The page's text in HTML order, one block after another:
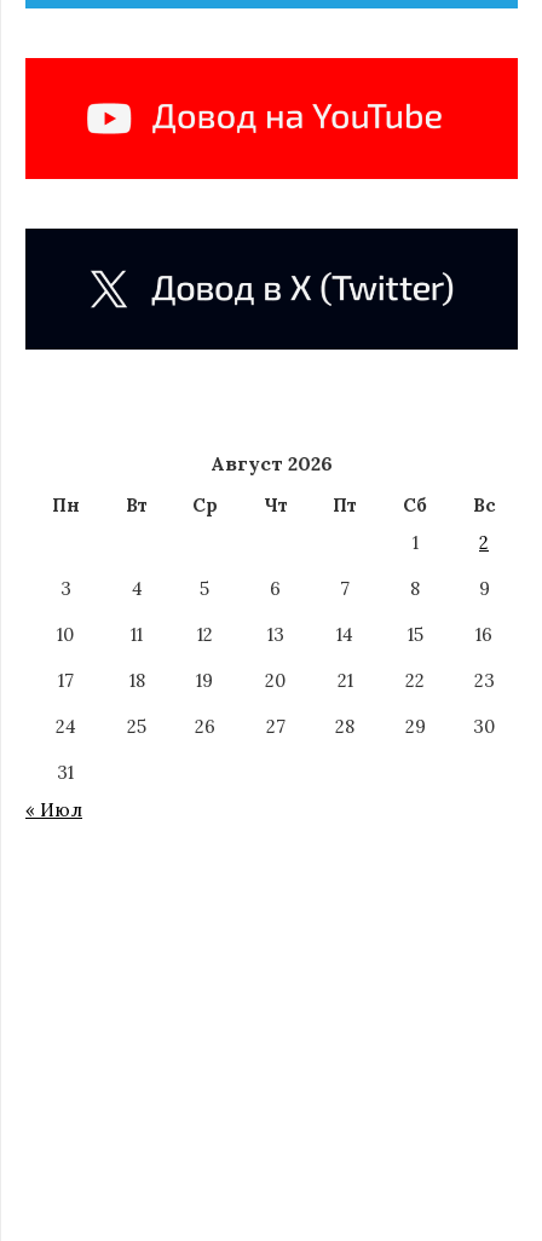
Август 2026
Пн Вт Ср Чт Пт Сб
Вс
1
2
3
4 5 6 7 8
9
10
11 12 13 14 15
16
17
18 19 20 21 22
23
24
25 26 27 28 29
30
31
« Июл